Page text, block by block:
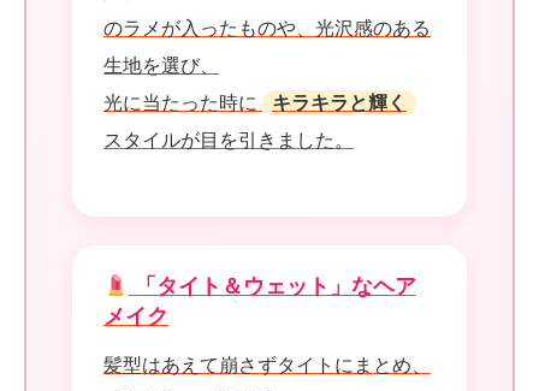
のラメが入ったものや、光沢感のある
生地を選び、
光に当たった時に
キラキラと輝く
スタイルが目を引きました。
「タイト＆ウェット」なヘア
メイク
髪型はあえて崩さずタイトにまとめ、